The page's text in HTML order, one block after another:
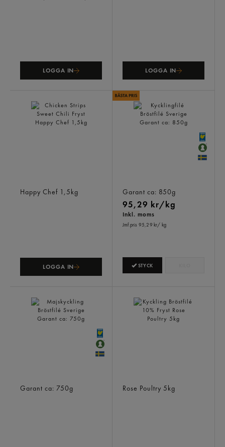
LOGGA IN LOGGA IN
Happy Chef 1,5kg
LOGGA IN
Garant ca: 850g
95,29 kr/kg
Inkl. moms
Jmf.pris 95,29 kr/ kg
STYCK
Garant ca: 750g Rose Poultry 5kg